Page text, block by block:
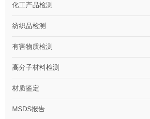
化工产品检测
纺织品检测
有害物质检测
高分子材料检测
材质鉴定
MSDS报告